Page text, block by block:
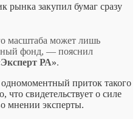
рынка закупил бумаг сразу
масштаба может лишь
фонд, — пояснил
РА».
одномоментный приток такого
что свидетельствует о силе
мнении эксперты.